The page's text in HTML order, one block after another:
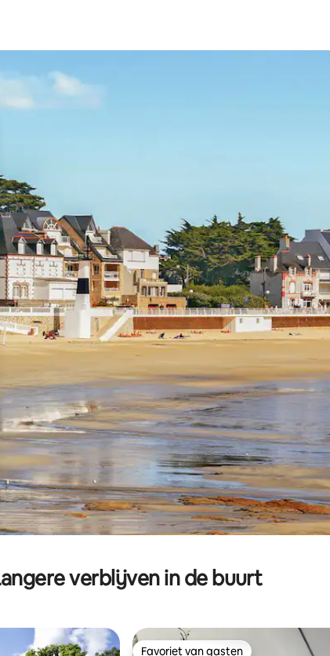
je de pijltjestoetsen omhoog en omlaag, óf door te tikken of
verblijven in de buurt
Favoriet van gasten